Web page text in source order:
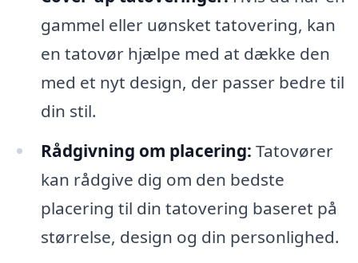
gammel eller uønsket tatovering, kan
en tatovør hjælpe med at dække den
med et nyt design, der passer bedre til
din stil.
Rådgivning om placering: Tatovører
kan rådgive dig om den bedste
placering til din tatovering baseret på
størrelse, design og din personlighed.